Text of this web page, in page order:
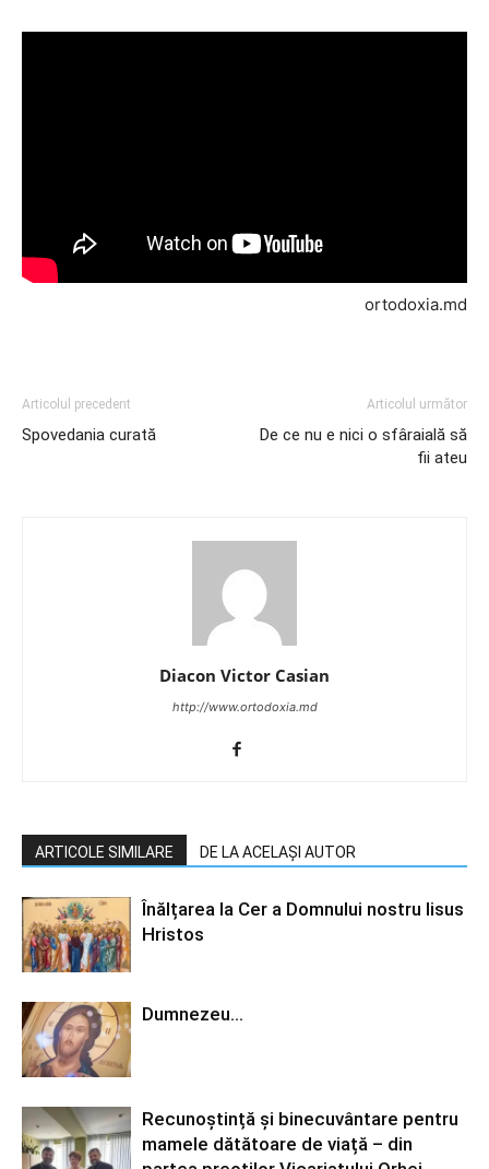
ortodoxia.md
Articolul precedent
Spovedania curată
Articolul următor
De ce nu e nici o sfâraială să
fii ateu
Diacon Victor Casian
http://www.ortodoxia.md
ARTICOLE SIMILARE DE LA ACELAȘI AUTOR
Înălțarea la Cer a Domnului nostru Iisus
Hristos
Dumnezeu…
Recunoștință și binecuvântare pentru
mamele dătătoare de viață – din